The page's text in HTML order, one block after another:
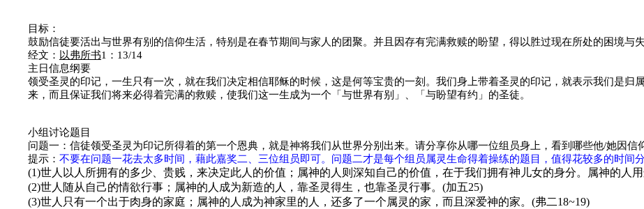
目标：
鼓励信徒要活出与世界有别的信仰生活，特别是在春节期间与家人的团聚。并且因存有完满救赎的盼望，得以胜过现在所处的困境与失
经文： 以弗所书1 ： 13/14
主日信息纲要
领受圣灵的印记，一生只有一次，就在我们决定相信耶稣的时候，这是何等宝贵的一刻。我们身上带着圣灵的印记，就表示我们是归
来，而且保证我们将来必得着完满的救赎，使我们这一生成为一个「与世界有别」、「与盼望有约」的圣徒。
小组讨论题目
问题一 ：信徒领受圣灵为印记所得着的第一个恩典，就是神将我们从世界分别出来。请分享你从哪一位组员身上，看到哪些他/她因信
提示： 不要在问题一花去太多时间，藉此嘉奖二、三位组员即可。问题二才是每个组员属灵生命得着操练的题目，值得花较多的时间分
(1)世人以人所拥有的多少、贵贱，来决定此人的价值；属神的人则深知自己的价值，在于我们拥有神儿女的身分。属神的人
(2)世人随从自己的情欲行事；属神的人成为新造的人，靠圣灵得生，也靠圣灵行事。 (加五25)
(3)世人只有一个出于肉身的家庭；属神的人成为神家里的人，还多了一个属灵的家，而且深爱神的家。 (弗二18~19)